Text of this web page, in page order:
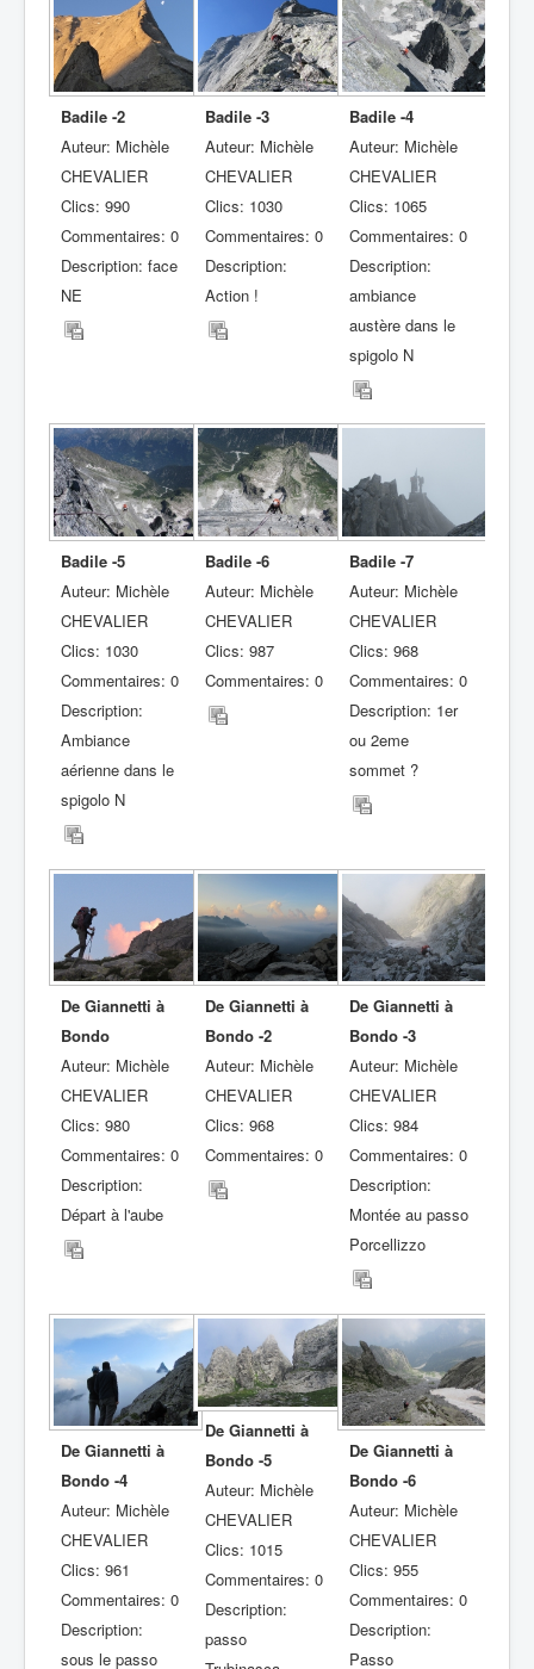
Badile -2
Auteur: Michèle
CHEVALIER
Clics: 990
Commentaires: 0
Description: face
NE
Badile -3
Auteur: Michèle
CHEVALIER
Clics: 1030
Commentaires: 0
Description:
Action !
Badile -4
Auteur: Michèle
CHEVALIER
Clics: 1065
Commentaires: 0
Description:
ambiance
austère dans le
spigolo N
Badile -5
Auteur: Michèle
CHEVALIER
Clics: 1030
Commentaires: 0
Description:
Ambiance
aérienne dans le
spigolo N
Badile -6
Auteur: Michèle
CHEVALIER
Clics: 987
Commentaires: 0
Badile -7
Auteur: Michèle
CHEVALIER
Clics: 968
Commentaires: 0
Description: 1er
ou 2eme
sommet ?
De Giannetti à
Bondo
Auteur: Michèle
CHEVALIER
Clics: 980
Commentaires: 0
Description:
Départ à l'aube
De Giannetti à
Bondo -2
Auteur: Michèle
CHEVALIER
Clics: 968
Commentaires: 0
De Giannetti à
Bondo -3
Auteur: Michèle
CHEVALIER
Clics: 984
Commentaires: 0
Description:
Montée au passo
Porcellizzo
De Giannetti à
Bondo -4
Auteur: Michèle
CHEVALIER
Clics: 961
Commentaires: 0
Description:
sous le passo
De Giannetti à
Bondo -5
Auteur: Michèle
CHEVALIER
Clics: 1015
Commentaires: 0
Description:
passo
De Giannetti à
Bondo -6
Auteur: Michèle
CHEVALIER
Clics: 955
Commentaires: 0
Description:
Passo